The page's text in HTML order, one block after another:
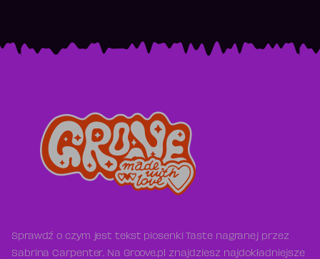
Sprawdź o czym jest tekst piosenki Taste nagranej przez
Sabrina Carpenter. Na Groove.pl znajdziesz najdokładniejsze